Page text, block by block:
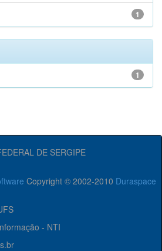
1
1
DE SERGIPE
Copyright © 2002-2010 Duraspace
- NTI